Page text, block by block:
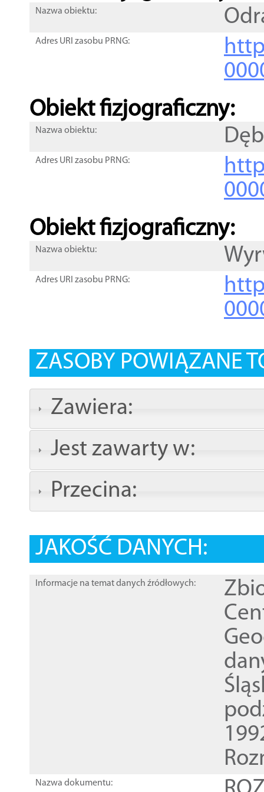
Nazwa obiektu:
Adres URI zasobu PRNG:
Obiekt fizjograficzny:
Nazwa obiektu:
Adres URI zasobu PRNG:
Obiekt fizjograficzny:
Nazwa obiektu:
Adres URI zasobu PRNG:
ZASOBY POWIĄZANE
Zawiera:
Jest zawarty w:
Przecina:
JAKOŚĆ DANYCH:
Informacje na temat danych źródłowych:
Nazwa dokumentu: